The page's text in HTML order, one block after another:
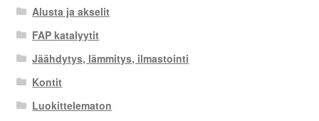
Alusta ja akselit
FAP katalyytit
Jäähdytys, lämmitys, ilmastointi
Kontit
Luokittelematon